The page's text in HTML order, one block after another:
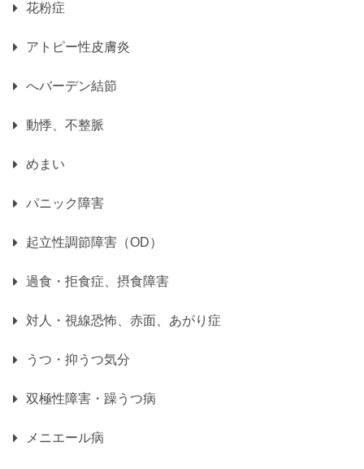
花粉症
アトピー性皮膚炎
へバーデン結節
動悸、不整脈
めまい
パニック障害
起立性調節障害（OD）
過食・拒食症、摂食障害
対人・視線恐怖、赤面、あがり症
うつ・抑うつ気分
双極性障害・躁うつ病
メニエール病